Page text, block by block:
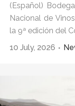
(Español)
Nacional de
la 9ª edición del
10 July, 2026